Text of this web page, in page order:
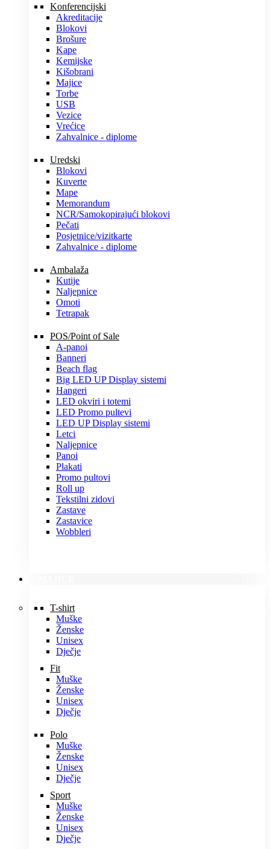
Konferencijski
Akreditacije
Blokovi
Brošure
Kape
Kemijske
Kišobrani
Majice
Torbe
USB
Vezice
Vrećice
Zahvalnice - diplome
Uredski
Blokovi
Kuverte
Mape
Memorandum
NCR/Samokopirajući blokovi
Pečati
Posjetnice/vizitkarte
Zahvalnice - diplome
Ambalaža
Kutije
Naljepnice
Omoti
Tetrapak
POS/Point of Sale
A-panoi
Banneri
Beach flag
Big LED UP Display sistemi
Hangeri
LED okviri i totemi
LED Promo pultevi
LED UP Display sistemi
Letci
Naljepnice
Panoi
Plakati
Promo pultovi
Roll up
Tekstilni zidovi
Zastave
Zastavice
Wobbleri
T-shirt
Muške
Ženske
Unisex
Dječje
Fit
Muške
Ženske
Unisex
Dječje
Polo
Muške
Ženske
Unisex
Dječje
Sport
Muške
Ženske
Unisex
Dječje